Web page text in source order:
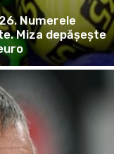
Numerele
Miza depășește